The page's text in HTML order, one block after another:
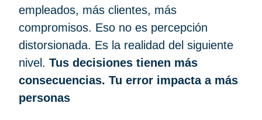
empleados, más clientes, más
compromisos. Eso no es percepción
distorsionada. Es la realidad del siguiente
nivel. Tus decisiones tienen más
consecuencias. Tu error impacta a más
personas